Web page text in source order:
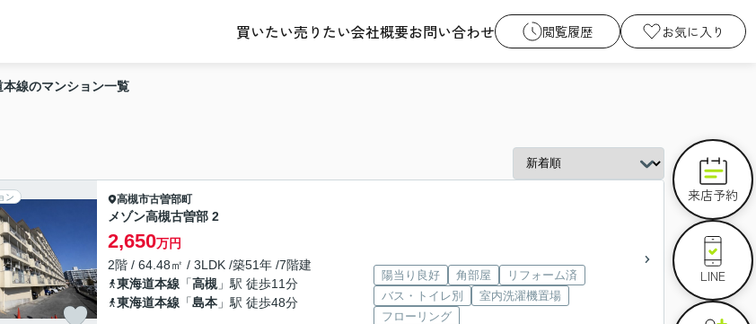
買いたい売りたい会社概要お問い合わせ 閲覧履歴 お気に入り
本線のマンション一覧
ン 高槻市古曽部町
メゾン高槻古曽部 2
2,650万円
2階 / 64.48㎡ / 3LDK /築51年 /7階建
東海道本線 「高槻 」駅 徒歩11分
東海道本線 「島本 」駅 徒歩48分
陽当り良好 角部屋
リフォーム済
バス・トイレ別
室内洗濯機置場
フローリング
来店予約
LINE